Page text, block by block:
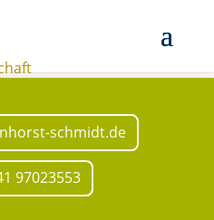
schmidt.de
97023553